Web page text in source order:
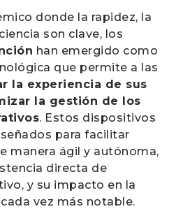
donde la rapidez, la
son clave, los
han emergido como
que permite a las
la experiencia de sus
la gestión de los
. Estos dispositivos
para facilitar
manera ágil y autónoma,
directa de
y su impacto en la
vez más notable.